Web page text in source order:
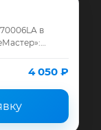
в
4 050 ₽